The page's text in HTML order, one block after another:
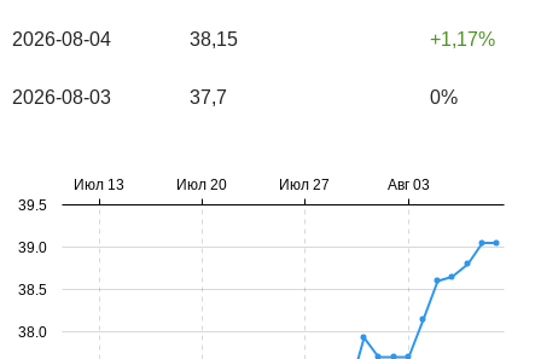
2026-08-04 38,15 1,17%
2026-08-03 37,7 0%
Июл 13 Июл 20 Июл 27 Авг 03
38.0
38.5
39.0
39.5